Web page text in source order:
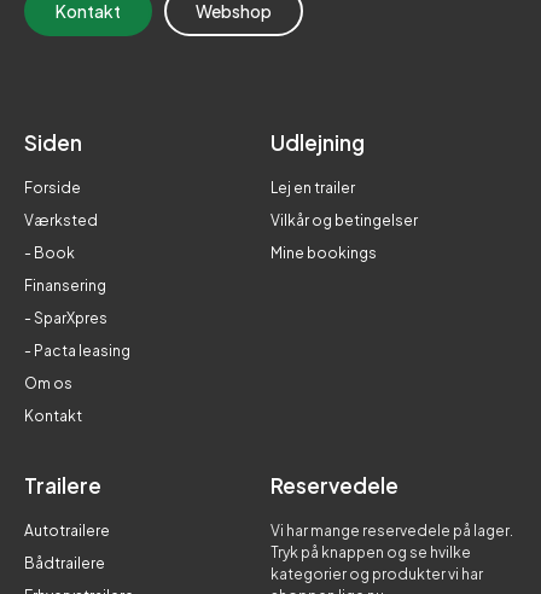
Kontakt Webshop
Siden
Forside
Værksted
- Book
Finansering
- SparXpres
- Pacta leasing
Om os
Kontakt
Udlejning
Lej en trailer
Vilkår og betingelser
Mine bookings
Trailere
Autotrailere
Bådtrailere
Reservedele
Vi har mange reservedele på lager.
Tryk på knappen og se hvilke
kategorier og produkter vi har